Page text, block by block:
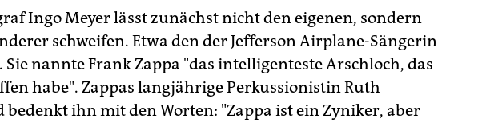
Ingo Meyer lässt zunächst nicht den eigenen, sondern
schweifen. Etwa den der Jefferson Airplane-Sängerin
Sie nannte Frank Zappa "das intelligenteste Arschloch, das
habe". Zappas langjährige Perkussionistin Ruth
bedenkt ihn mit den Worten: "Zappa ist ein Zyniker, aber